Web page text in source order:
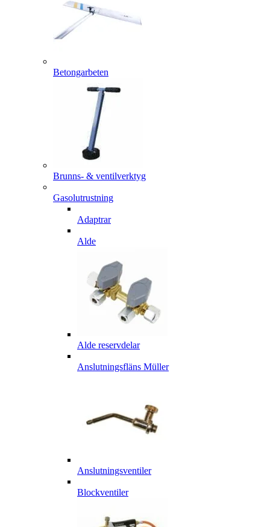
Betongarbeten
Brunns- & ventilverktyg
Gasolutrustning
Adaptrar
Alde
Alde reservdelar
Anslutningsfläns Müller
Anslutningsventiler
Blockventiler